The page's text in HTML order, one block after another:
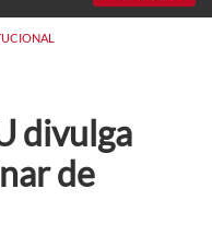
divulga
de